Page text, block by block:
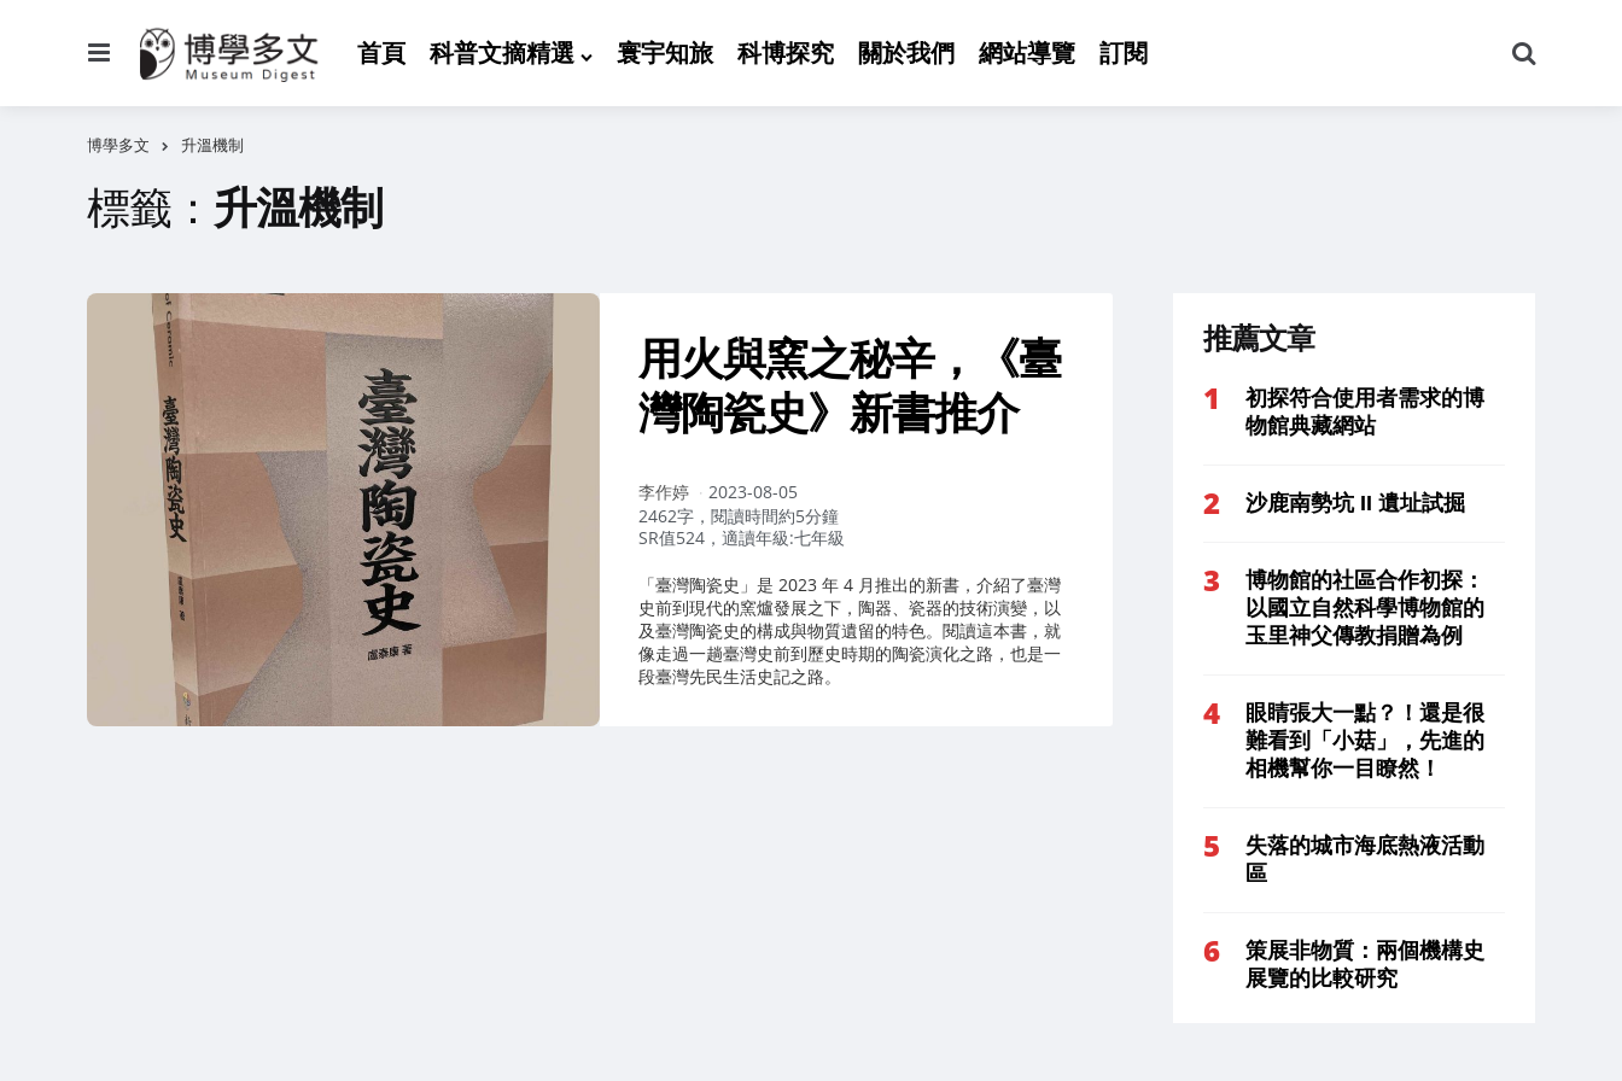
首頁 科普文摘精選 寰宇知旅 科博探究 關於我們 網站導覽 訂閱
尋
博學多文 升溫機制
標籤： 升溫機制
用火與窯之秘辛，《臺
灣陶瓷史》新書推介
作
者：
李作婷
2023-08-05
2462字，閱讀時間約5分鐘
SR值524，適讀年級:七年級
「臺灣陶瓷史」是 2023 年 4 月推出的新書，介紹了臺灣
史前到現代的窯爐發展之下，陶器、瓷器的技術演變，以
及臺灣陶瓷史的構成與物質遺留的特色。閱讀這本書，就
像走過一趟臺灣史前到歷史時期的陶瓷演化之路，也是一
段臺灣先民生活史記之路。
推薦文章
初探符合使用者需求的博
物館典藏網站
沙鹿南勢坑 II 遺址試掘
博物館的社區合作初探：
以國立自然科學博物館的
玉里神父傳教捐贈為例
眼睛張大一點？！還是很
難看到「小菇」，先進的
相機幫你一目瞭然！
失落的城市海底熱液活動
區
策展非物質：兩個機構史
展覽的比較研究